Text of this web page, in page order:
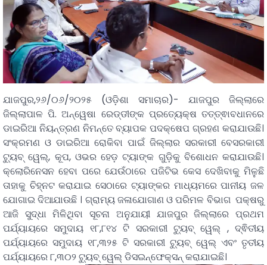
ଯାଜପୁର,୨୬/୦୬/୨୦୨୫ (ଓଡ଼ିଶା ସମାଚାର)- ଯାଜପୁର ଜିଲ୍ଲାରେ
ଜିଲ୍ଲାପାଳ ପି. ଅନ୍ୱେଷା ରେଡ୍ଡୀଙ୍କ ପ୍ରତ୍ୟେକ୍ଷ ତତ୍ତ୍ଵାବଧାନରେ
ଡାଇରିଆ ନିୟନ୍ତ୍ରଣ ନିମନ୍ତେ ବ୍ୟାପକ ପଦକ୍ଷେପ ଗ୍ରହଣ କରାଯାଉଛି।
ସଂକ୍ରମଣ ଓ ଡାଇରିଆ ରୋକିବା ପାଇଁ ଜିଲ୍ଲାର ସରକାରୀ ବେସରକାରୀ
ଟ୍ୟୁବ୍ ୱେଲ୍, କୂପ, ଓଭର ହେଡ଼ ଟ୍ୟାଙ୍କ ଗୁଡ଼ିକୁ ବିଶୋଧନ କରାଯାଉଛି।
କ୍ଲୋରିନେସନ ହେବା ପରେ ଯେଉଁଠାରେ ପଜିଟିଭ କେସ ଦେଖିବାକୁ ମିଳୁଛି
ତାହାକୁ ଚିହ୍ନଟ କରାଯାଇ ସେଠାରେ ଟ୍ୟାଙ୍କର ମାଧ୍ୟମରେ ପାନୀୟ ଜଳ
ଯୋଗାଇ ଦିଆଯାଉଛି । ଗ୍ରାମ୍ୟ ଜଳାଯୋଗାଣ ଓ ପରିମଳ ବିଭାଗ ପକ୍ଷରୁ
ଆଜି ସୁଦ୍ଧା ମିଳିଥିବା ସୂଚନା ଅନୁଯାୟୀ ଯାଜପୁର ଜିଲ୍ଲାରେ ପ୍ରଥମ
ପର୍ଯ୍ୟାୟରେ ସମୁଦାୟ ୧୮,୮୧୪ ଟି ସରକାରୀ ଟ୍ୟୁବ୍ ୱେଲ୍ , ଦ୍ଵିତୀୟ
ପର୍ଯ୍ୟାୟରେ ସମୁଦାୟ ୧୮,୩୨୫ ଟି ସରକାରୀ ଟ୍ୟୁବ୍ ୱେଲ୍ ଏବଂ ତୃତୀୟ
ପର୍ଯ୍ୟାୟରେ ୮,୩୦୨ ଟ୍ୟୁବ୍ ୱେଲ୍ ଡିସଇନ୍ଫେକ୍ସନ୍ କରାଯାଇଛି।